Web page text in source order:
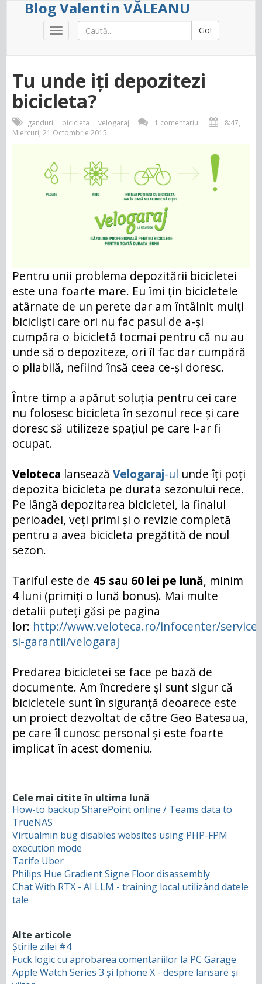
Blog Valentin VĂLEANU
Toggle
Go!
Tu unde iți depozitezi
bicicleta?
ganduri bicicleta velogaraj 1 comentariu
8:47,
Miercuri, 21 Octombrie 2015
Pentru unii problema depozitării bicicletei
este una foarte mare. Eu îmi țin bicicletele
atârnate de un perete dar am întâlnit mulți
bicicliști care ori nu fac pasul de a-și
cumpăra o bicicletă tocmai pentru că nu au
unde să o depoziteze, ori îl fac dar cumpără
o pliabilă, nefiind însă ceea ce-și doresc.
Între timp a apărut soluția pentru cei care
nu folosesc bicicleta în sezonul rece și care
doresc să utilizeze spațiul pe care l-ar fi
ocupat.
Veloteca lanseazăVelogaraj-ul unde îți poți
depozita bicicleta pe durata sezonului rece.
Pe lângă depozitarea bicicletei, la finalul
perioadei, veți primi și o revizie completă
pentru a avea bicicleta pregătită de noul
sezon.
Tariful este de 45 sau 60 lei pe lună, minim
4 luni (primiți o lună bonus). Mai multe
detalii puteți găsi pe pagina
lor: http://www.veloteca.ro/infocenter/service-
si-garantii/velogaraj
Predarea bicicletei se face pe bază de
documente. Am încredere și sunt sigur că
bicicletele sunt în siguranță deoarece este
un proiect dezvoltat de către Geo Batesaua,
pe care îl cunosc personal și este foarte
implicat în acest domeniu.
Cele mai citite în ultima lună
How-to backup SharePoint online / Teams data to
TrueNAS
Virtualmin bug disables websites using PHP-FPM
execution mode
Tarife Uber
Philips Hue Gradient Signe Floor disassembly
Chat With RTX - AI LLM - training local utilizând datele
tale
Alte articole
Știrile zilei #4
Fuck logic cu aprobarea comentariilor la PC Garage
Apple Watch Series 3 și Iphone X - despre lansare și